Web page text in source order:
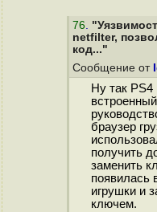
76.
netfilter,
код..."
Сообщение от
Ну так
браузер
получить
заменить
появилась
игрушки и
ключем.